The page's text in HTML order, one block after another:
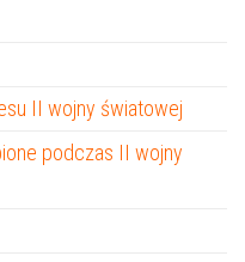
II wojny światowej
podczas II wojny